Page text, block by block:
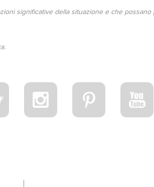
significative della situazione e che possano